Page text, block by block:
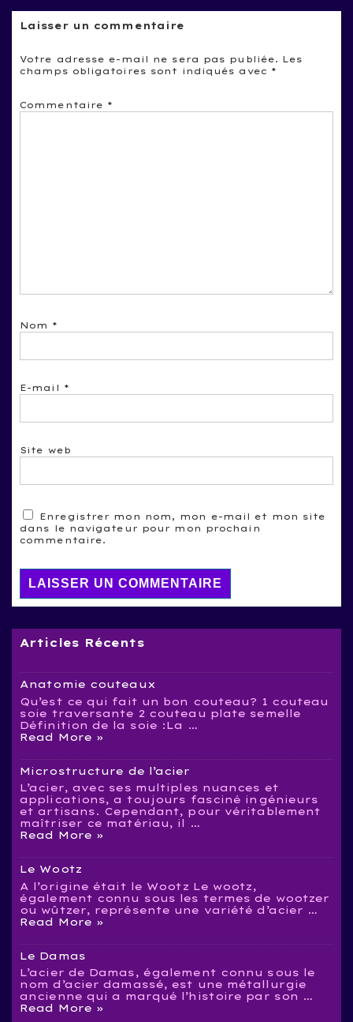
Laisser un commentaire
Votre adresse e-mail ne sera pas publiée. Les
champs obligatoires sont indiqués avec *
Commentaire *
Nom *
E-mail *
Site web
Enregistrer mon nom, mon e-mail et mon site
dans le navigateur pour mon prochain
commentaire.
Articles Récents
Anatomie couteaux
Qu’est ce qui fait un bon couteau? 1 couteau
soie traversante 2 couteau plate semelle
Définition de la soie :La …
Anatomie
Read More »
Microstructure de l’acier
L’acier, avec ses multiples nuances et
applications, a toujours fasciné ingénieurs
et artisans. Cependant, pour véritablement
maîtriser ce matériau, il …
Microstructure
l’acier
Read More »
Le Wootz
A l’origine était le Wootz Le wootz,
également connu sous les termes de wootzer
ou wûtzer, représente une variété d’acier …
Le
Read More »
Le Damas
L’acier de Damas, également connu sous le
nom d’acier damassé, est une métallurgie
ancienne qui a marqué l’histoire par son …
Le
Read More »